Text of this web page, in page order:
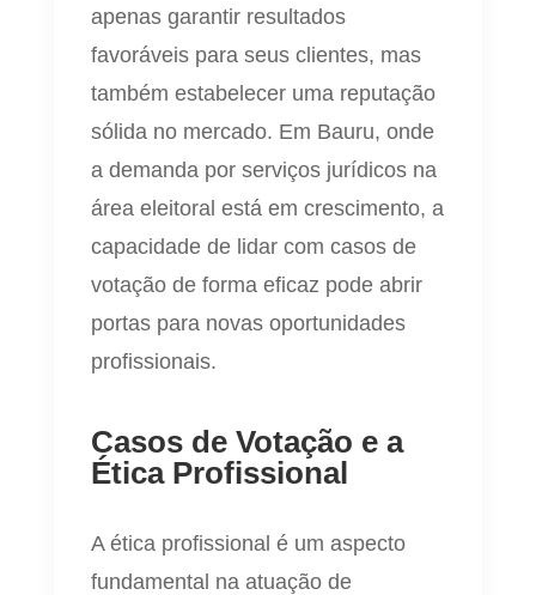
apenas garantir resultados
favoráveis para seus clientes, mas
também estabelecer uma reputação
sólida no mercado. Em Bauru, onde
a demanda por serviços jurídicos na
área eleitoral está em crescimento, a
capacidade de lidar com casos de
votação de forma eficaz pode abrir
portas para novas oportunidades
profissionais.
Casos de Votação e a
Ética Profissional
A ética profissional é um aspecto
fundamental na atuação de